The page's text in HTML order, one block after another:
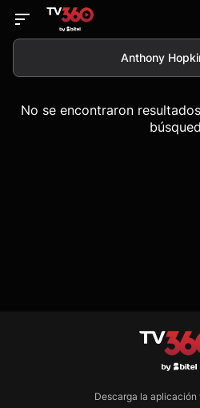
No se encontraron
Descarga la aplicación